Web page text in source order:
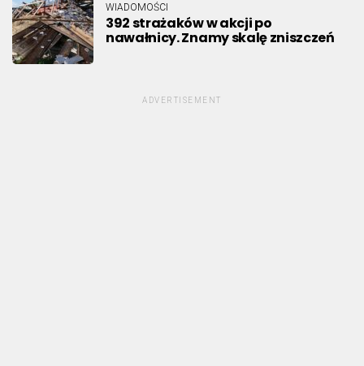
WIADOMOŚCI
392 strażaków w akcji po
nawałnicy. Znamy skalę zniszczeń
ADVERTISEMENT